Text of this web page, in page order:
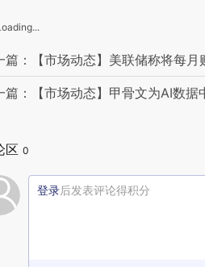
篇：【市场动态】美联储称将每
篇：【市场动态】甲骨文为AI数
区 0
登录后发表评论得积分